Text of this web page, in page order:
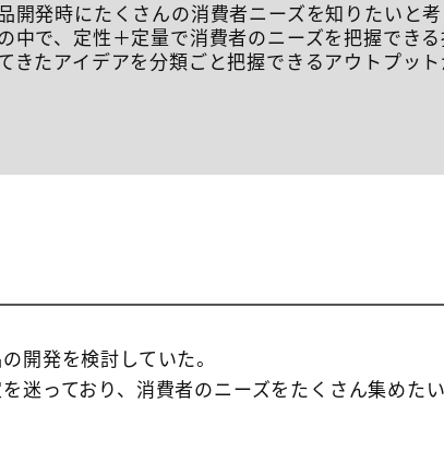
開発時にたくさんの消費者ニーズを知りたいと
中で、定性＋定量で消費者のニーズを把握できる
きたアイデアを分類ごと把握できるアウトプッ
開発を検討していた。
迷っており、消費者のニーズをたくさん集めたい